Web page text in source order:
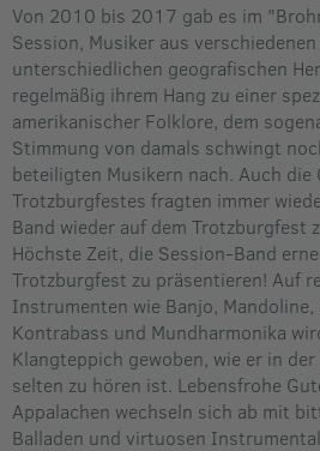
Von 2010 bis 2017 gab es im
Session, Musiker aus
unterschiedlichen geografischen
regelmäßig ihrem Hang zu einer
amerikanischer Folklore, dem
Stimmung von damals schwingt
beteiligten Musikern nach. Auch die
Trotzburgfestes fragten immer
Band wieder auf dem Trotzburgfest
Höchste Zeit, die Session-Band
Trotzburgfest zu präsentieren! Auf
Instrumenten wie Banjo, Mandoline,
Kontrabass und Mundharmonika
Klangteppich gewoben, wie er in
selten zu hören ist. Lebensfrohe
Appalachen wechseln sich ab mit
Balladen und virtuosen